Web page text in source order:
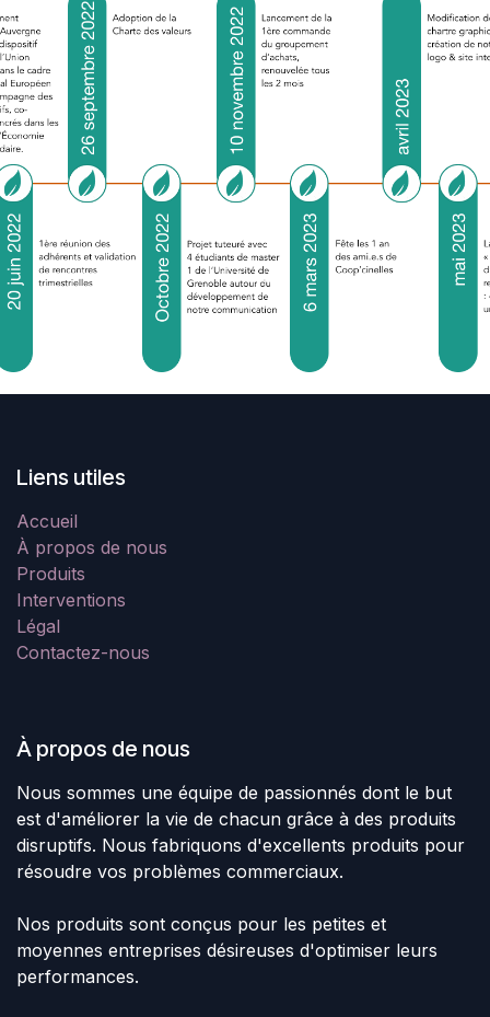
Liens utiles
Accueil
À propos de nous
Produits
Interventions
Légal
Contactez-nous
À propos de nous
Nous sommes une équipe de passionnés dont le but
est d'améliorer la vie de chacun grâce à des produits
disruptifs. Nous fabriquons d'excellents produits pour
résoudre vos problèmes commerciaux.
Nos produits sont conçus pour les petites et
moyennes entreprises désireuses d'optimiser leurs
performances.